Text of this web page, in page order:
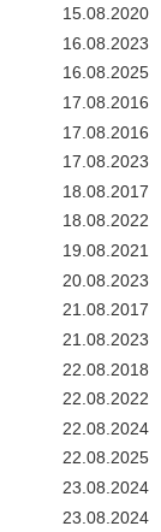
15.08.2020
16.08.2023
16.08.2025
17.08.2016
17.08.2016
17.08.2023
18.08.2017
18.08.2022
19.08.2021
20.08.2023
21.08.2017
21.08.2023
22.08.2018
22.08.2022
22.08.2024
22.08.2025
23.08.2024
23.08.2024